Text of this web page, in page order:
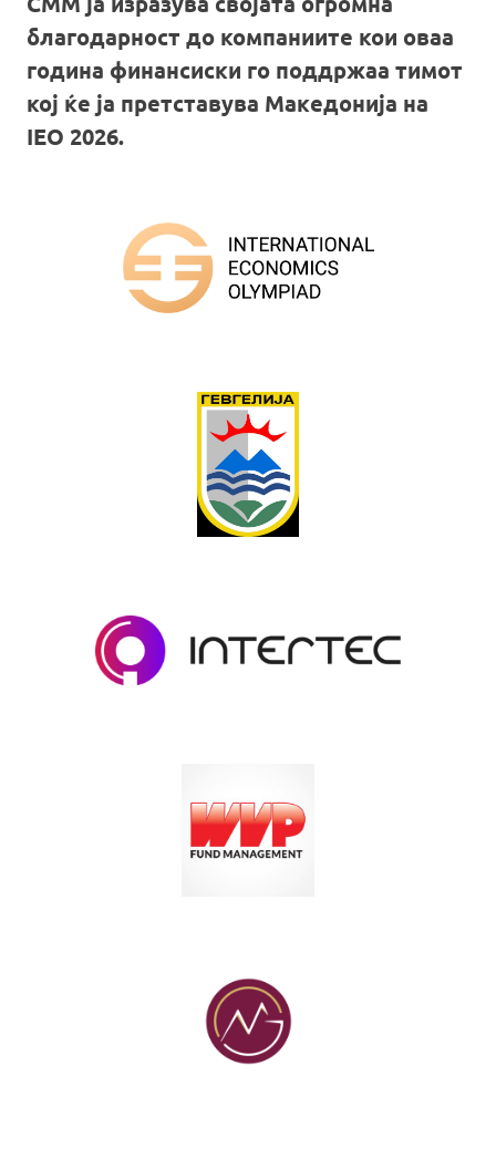
благодарност до компаниите кои оваа
година финансиски го поддржаа тимот
кој ќе ја претставува Македонија на
IEO 2026.